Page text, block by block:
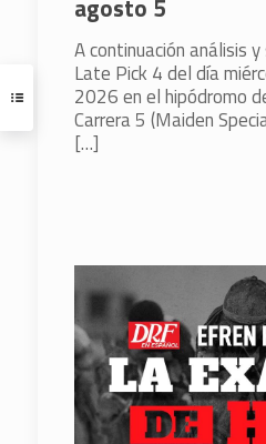
agosto 5
A continuación análisis
Late Pick 4 del día
2026 en el hipódromo
Carrera 5 (Maiden
[…]